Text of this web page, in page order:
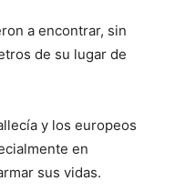
a encontrar, sin
de su lugar de
y los europeos
en
sus vidas.